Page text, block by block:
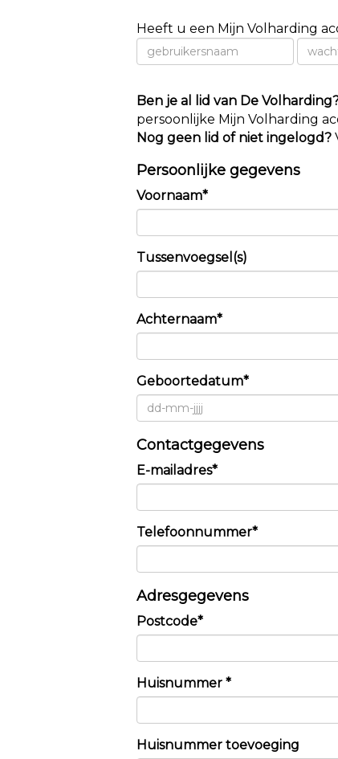
Heeft u een Mijn Volharding
Ben je al lid van De
persoonlijke Mijn Volharding
Nog geen lid of niet ingelogd?
Persoonlijke gegevens
Voornaam*
Tussenvoegsel(s)
Achternaam*
Geboortedatum*
Contactgegevens
E-mailadres*
Telefoonnummer*
Adresgegevens
Postcode*
Huisnummer *
Huisnummer toevoeging